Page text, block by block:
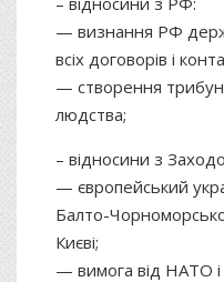
— визнання РФ
всіх договорів і
— створення
людства;
– відносини з
— європейський
Балто-
Києві;
— вимога від НАТО і